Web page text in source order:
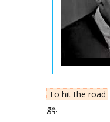
To hit the road
gę.